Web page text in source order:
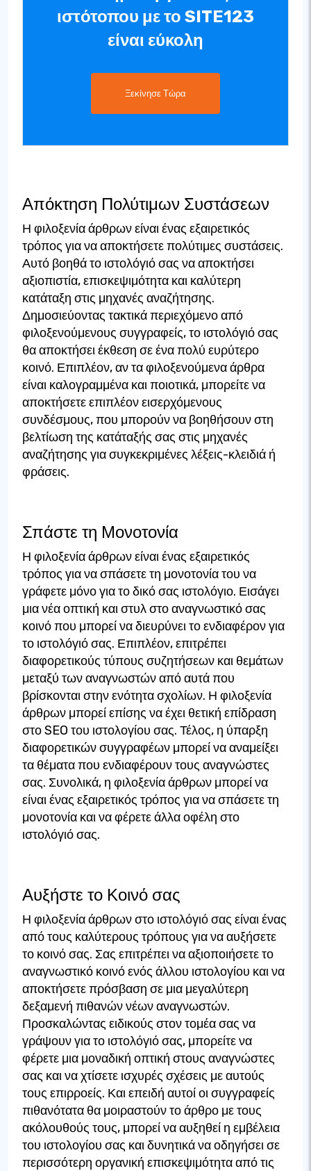
ιστότοπου με το SITE123
είναι εύκολη
Ξεκίνησε Τώρα
Απόκτηση Πολύτιμων Συστάσεων
Η φιλοξενία άρθρων είναι ένας εξαιρετικός
τρόπος για να αποκτήσετε πολύτιμες συστάσεις.
Αυτό βοηθά το ιστολόγιό σας να αποκτήσει
αξιοπιστία, επισκεψιμότητα και καλύτερη
κατάταξη στις μηχανές αναζήτησης.
Δημοσιεύοντας τακτικά περιεχόμενο από
φιλοξενούμενους συγγραφείς, το ιστολόγιό σας
θα αποκτήσει έκθεση σε ένα πολύ ευρύτερο
κοινό. Επιπλέον, αν τα φιλοξενούμενα άρθρα
είναι καλογραμμένα και ποιοτικά, μπορείτε να
αποκτήσετε επιπλέον εισερχόμενους
συνδέσμους, που μπορούν να βοηθήσουν στη
βελτίωση της κατάταξής σας στις μηχανές
αναζήτησης για συγκεκριμένες λέξεις-κλειδιά ή
φράσεις.
Σπάστε τη Μονοτονία
Η φιλοξενία άρθρων είναι ένας εξαιρετικός
τρόπος για να σπάσετε τη μονοτονία του να
γράφετε μόνο για το δικό σας ιστολόγιο. Εισάγει
μια νέα οπτική και στυλ στο αναγνωστικό σας
κοινό που μπορεί να διευρύνει το ενδιαφέρον για
το ιστολόγιό σας. Επιπλέον, επιτρέπει
διαφορετικούς τύπους συζητήσεων και θεμάτων
μεταξύ των αναγνωστών από αυτά που
βρίσκονται στην ενότητα σχολίων. Η φιλοξενία
άρθρων μπορεί επίσης να έχει θετική επίδραση
στο SEO του ιστολογίου σας. Τέλος, η ύπαρξη
διαφορετικών συγγραφέων μπορεί να αναμείξει
τα θέματα που ενδιαφέρουν τους αναγνώστες
σας. Συνολικά, η φιλοξενία άρθρων μπορεί να
είναι ένας εξαιρετικός τρόπος για να σπάσετε τη
μονοτονία και να φέρετε άλλα οφέλη στο
ιστολόγιό σας.
Αυξήστε το Κοινό σας
Η φιλοξενία άρθρων στο ιστολόγιό σας είναι ένας
από τους καλύτερους τρόπους για να αυξήσετε
το κοινό σας. Σας επιτρέπει να αξιοποιήσετε το
αναγνωστικό κοινό ενός άλλου ιστολογίου και να
αποκτήσετε πρόσβαση σε μια μεγαλύτερη
δεξαμενή πιθανών νέων αναγνωστών.
Προσκαλώντας ειδικούς στον τομέα σας να
γράψουν για το ιστολόγιό σας, μπορείτε να
φέρετε μια μοναδική οπτική στους αναγνώστες
σας και να χτίσετε ισχυρές σχέσεις με αυτούς
τους επιρροείς. Και επειδή αυτοί οι συγγραφείς
πιθανότατα θα μοιραστούν το άρθρο με τους
ακόλουθούς τους, μπορεί να αυξηθεί η εμβέλεια
του ιστολογίου σας και δυνητικά να οδηγήσει σε
περισσότερη οργανική επισκεψιμότητα από τις